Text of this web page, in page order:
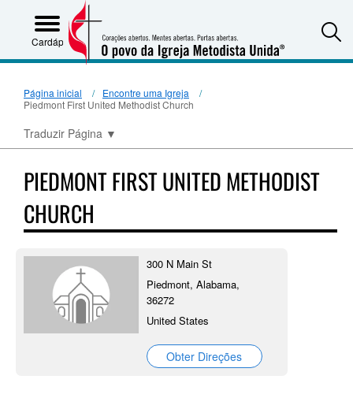
Cardápio
Página inicial
Encontre uma Igreja
Piedmont First United Methodist Church
Traduzir Página ▼
PIEDMONT FIRST UNITED METHODIST
CHURCH
300 N Main St
Piedmont, Alabama,
36272
United States
Obter Direções